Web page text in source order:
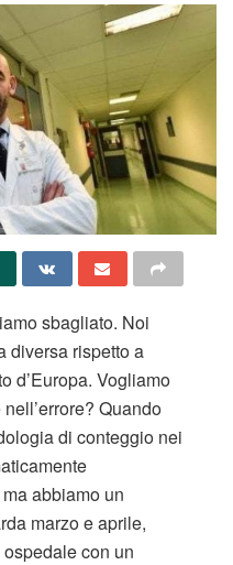
sbagliato. Noi
diversa rispetto a
d’Europa. Vogliamo
Quando
di conteggio nei
abbiamo un
marzo e aprile,
con un